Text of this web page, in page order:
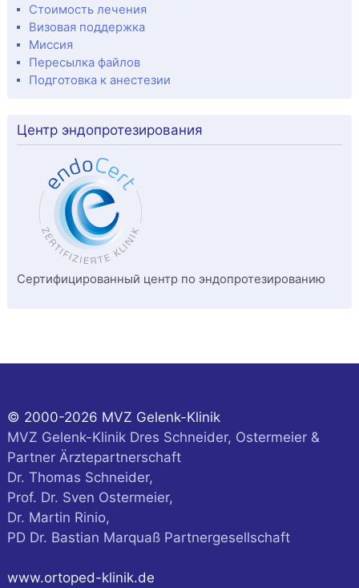
Стоимость лечения
Визовая поддержка
Миссия
Пересылка файлов
Подготовка к анестезии
Центр эндопротезирования
Сертифицированный центр по эндопротезированию
© 2000-2026 MVZ Gelenk-Klinik
MVZ Gelenk-Klinik Dres Schneider, Ostermeier &
Partner Ärztepartnerschaft
Dr. Thomas Schneider,
Prof. Dr. Sven Ostermeier,
Dr. Martin Rinio,
PD Dr. Bastian Marquaß Partnergesellschaft
www.ortoped-klinik.de